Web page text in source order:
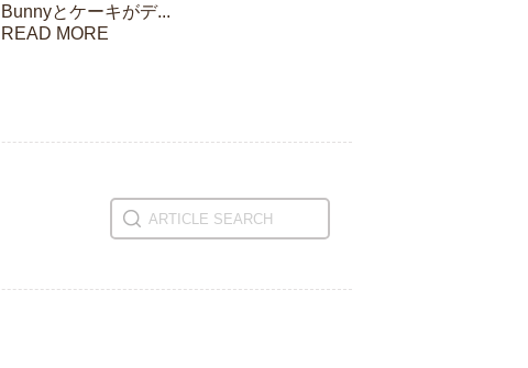
Bunnyとケーキがデ...
READ MORE